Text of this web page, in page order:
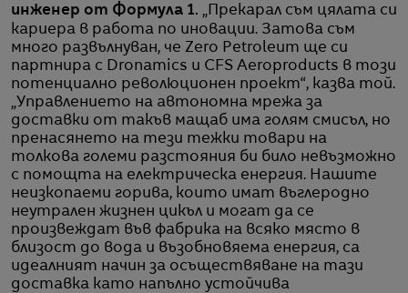
инженер от Формула 1. „Прекарал съм цялата си
кариера в работа по иновации. Затова съм
много развълнуван, че Zero Petroleum ще си
партнира с Dronamics и CFS Aeroproducts в този
потенциално революционен проект“, казва той.
„Управлението на автономна мрежа за
доставки от такъв мащаб има голям смисъл, но
пренасянето на тези тежки товари на
толкова големи разстояния би било невъзможно
с помощта на електрическа енергия. Нашите
неизкопаеми горива, които имат въглеродно
неутрален жизнен цикъл и могат да се
произвеждат във фабрика на всяко място в
близост до вода и възобновяема енергия, са
идеалният начин за осъществяване на тази
доставка като напълно устойчива